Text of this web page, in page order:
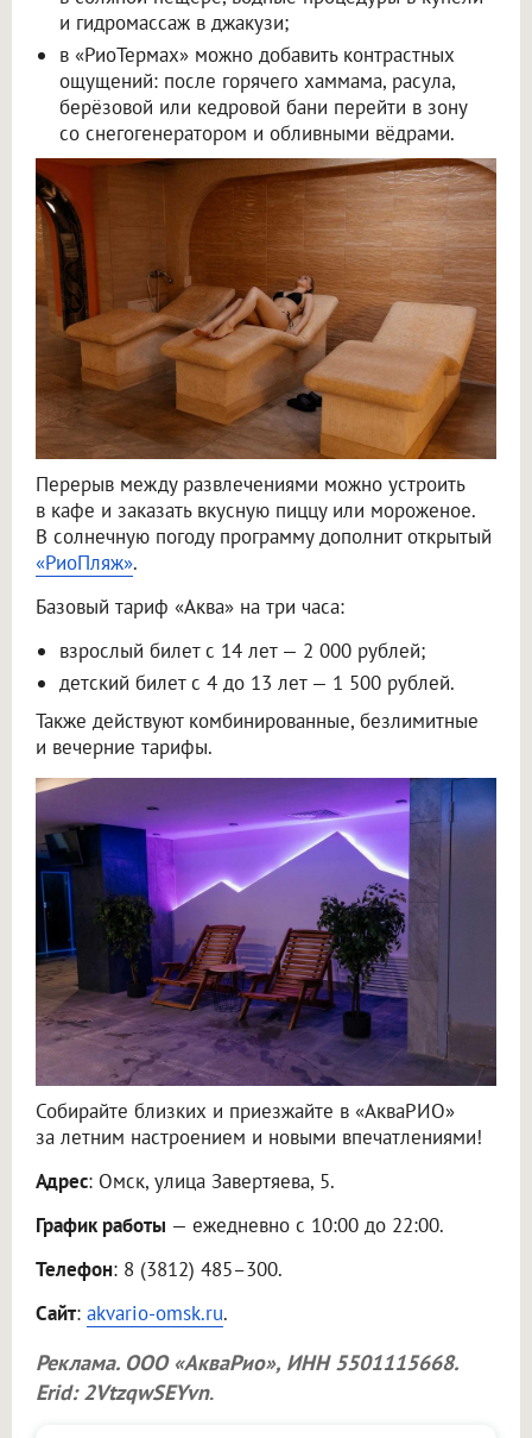
и гидромассаж в джакузи;
в «РиоТермах» можно добавить контрастных
ощущений: после горячего хаммама, расула,
берёзовой или кедровой бани перейти в зону
со снегогенератором и обливными вёдрами.
Перерыв между развлечениями можно устроить
в кафе и заказать вкусную пиццу или мороженое.
В солнечную погоду программу дополнит открытый
«РиоПляж».
Базовый тариф «Аква» на три часа:
взрослый билет с 14 лет — 2 000 рублей;
детский билет с 4 до 13 лет — 1 500 рублей.
Также действуют комбинированные, безлимитные
и вечерние тарифы.
Собирайте близких и приезжайте в «АкваРИО»
за летним настроением и новыми впечатлениями!
Адрес: Омск, улица Завертяева, 5.
График работы — ежедневно с 10:00 до 22:00.
Телефон: 8 (3812) 485–300.
Сайт: akvario-omsk.ru.
Реклама. ООО «АкваРио», ИНН 5501115668.
Erid: 2VtzqwSEYvn.